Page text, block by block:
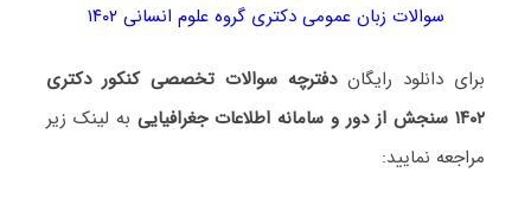
سوالات زبان عمومی دکتری گروه علوم انسانی ۱۴۰۲
برای دانلود رایگاندفترچه سوالات تخصصی کنکور دکتری
۱۴۰۲ سنجش از دور و سامانه اطلاعات جغرافیایی
به لینک زیر
مراجعه نمایید: